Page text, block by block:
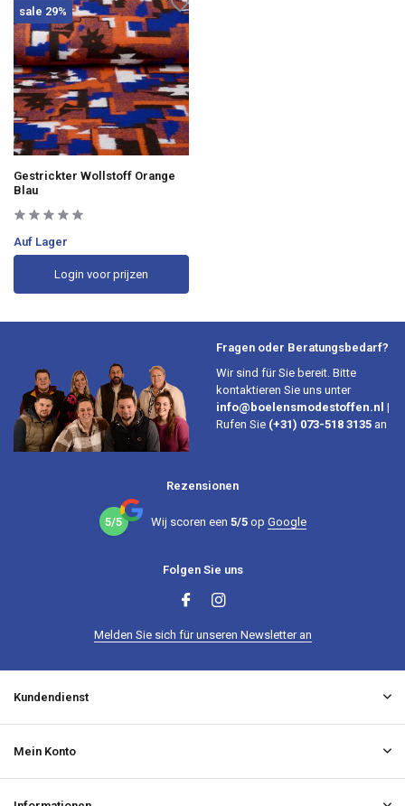
sale 29%
Gestrickter Wollstoff Orange
Blau
Auf Lager
Login voor prijzen
Fragen oder Beratungsbedarf?
Wir sind für Sie bereit. Bitte
kontaktieren Sie uns unter
info@boelensmodestoffen.nl |
Rufen Sie (+31) 073-518 3135 an
Rezensionen
5/5 Wij scoren een 5/5op Google
Folgen Sie uns
Melden Sie sich für unseren Newsletter an
Kundendienst
Mein Konto